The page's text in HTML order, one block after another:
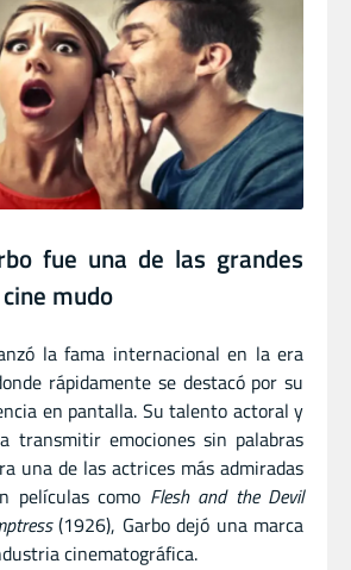
fue una de las grandes
mudo
la fama internacional en la era
rápidamente se destacó por su
en pantalla. Su talento actoral y
transmitir emociones sin palabras
una de las actrices más admiradas
películas como Flesh and the Devil
(1926), Garbo dejó una marca
cinematográfica.